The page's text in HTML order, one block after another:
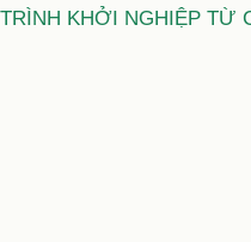
TRÌNH KHỞI NGHIỆP TỪ